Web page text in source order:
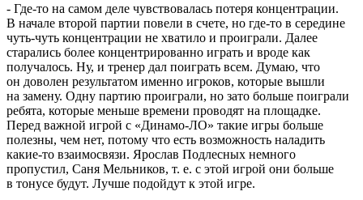
- Где-то на самом деле чувствовалась потеря концентрации.
В начале второй партии повели в счете, но где-то в середине
чуть-чуть концентрации не хватило и проиграли. Далее
старались более концентрированно играть и вроде как
получалось. Ну, и тренер дал поиграть всем. Думаю, что
он доволен результатом именно игроков, которые вышли
на замену. Одну партию проиграли, но зато больше поиграли
ребята, которые меньше времени проводят на площадке.
Перед важной игрой с «Динамо-ЛО» такие игры больше
полезны, чем нет, потому что есть возможность наладить
какие-то взаимосвязи. Ярослав Подлесных немного
пропустил, Саня Мельников, т. е. с этой игрой они больше
в тонусе будут. Лучше подойдут к этой игре.